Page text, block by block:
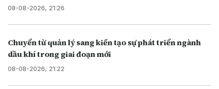
08-08-2026, 21:26
Chuyển từ quản lý sang kiến tạo sự phát triển ngành
dầu khí trong giai đoạn mới
08-08-2026, 21:22